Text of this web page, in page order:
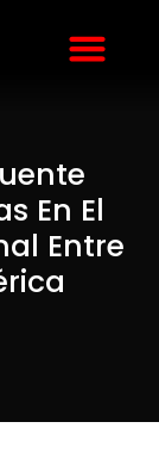
En El
Entre